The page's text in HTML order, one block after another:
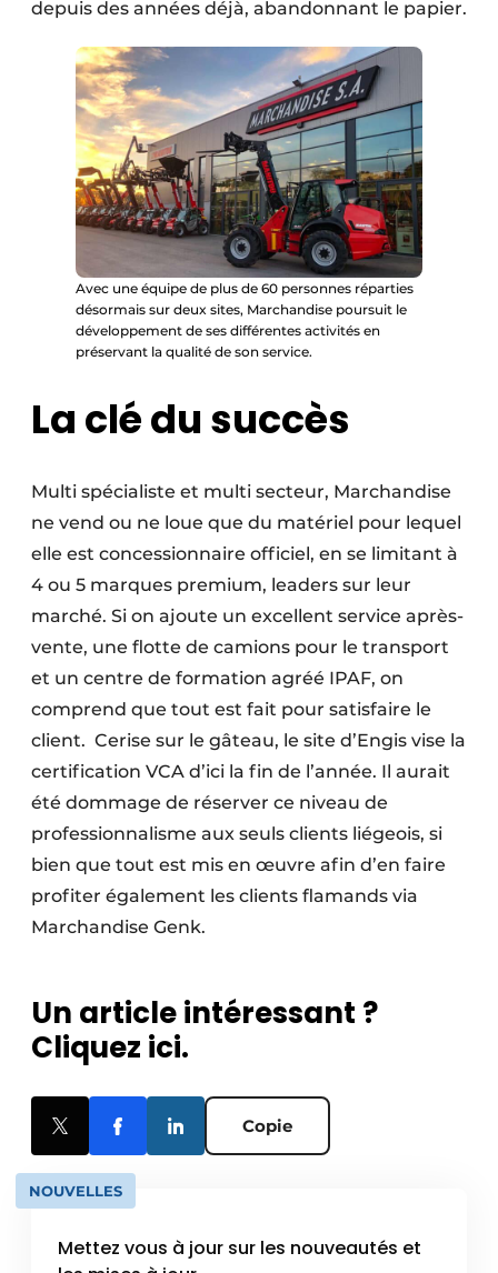
depuis des années déjà, abandonnant le papier.
Avec une équipe de plus de 60 personnes réparties
désormais sur deux sites, Marchandise poursuit le
développement de ses différentes activités en
préservant la qualité de son service.
La clé du succès
Multi spécialiste et multi secteur, Marchandise
ne vend ou ne loue que du matériel pour lequel
elle est concessionnaire officiel, en se limitant à
4 ou 5 marques premium, leaders sur leur
marché. Si on ajoute un excellent service après-
vente, une flotte de camions pour le transport
et un centre de formation agréé IPAF, on
comprend que tout est fait pour satisfaire le
client. Cerise sur le gâteau, le site d’Engis vise la
certification VCA d’ici la fin de l’année. Il aurait
été dommage de réserver ce niveau de
professionnalisme aux seuls clients liégeois, si
bien que tout est mis en œuvre afin d’en faire
profiter également les clients flamands via
Marchandise Genk.
Un article intéressant ?
Cliquez ici.
Copie
NOUVELLES
Mettez vous à jour sur les nouveautés et